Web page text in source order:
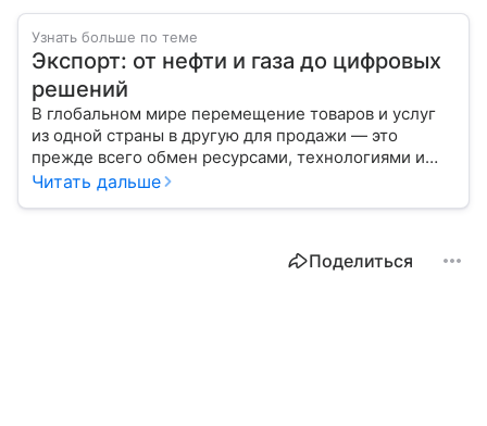
Узнать больше по теме
Экспорт: от нефти и газа до цифровых
решений
В глобальном мире перемещение товаров и услуг
из одной страны в другую для продажи — это
прежде всего обмен ресурсами, технологиями и
культурой. В статье разберем, как работает экспорт
Читать дальше
Поделиться